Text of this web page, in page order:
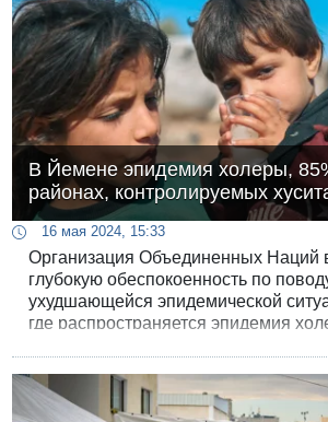
В Йемене эпидемия холеры,
районах, контролируемых
16 мая 2024, 15:33
Организация Объединенных Наций
глубокую обеспокоенность по
ухудшающейся эпидемической
где распространяется эпидемия